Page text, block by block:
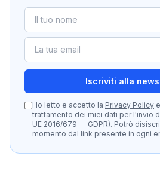
Iscriviti alla
Ho letto e accetto la Privacy Policy
trattamento dei miei dati per l'invio
UE 2016/679 — GDPR). Potrò
momento dal link presente in ogni